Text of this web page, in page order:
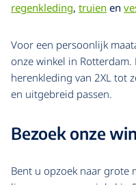
regenkleding, truien en
Voor een persoonlijk
onze winkel in
herenkleding van 2XL tot
en uitgebreid passen.
Bezoek onze
Bent u opzoek naar grote